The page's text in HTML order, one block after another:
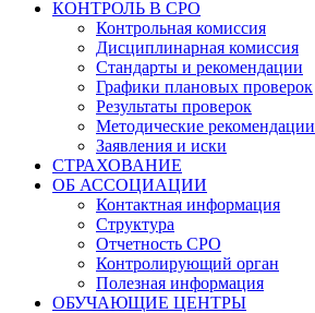
КОНТРОЛЬ В СРО
Контрольная комиссия
Дисциплинарная комиссия
Стандарты и рекомендации
Графики плановых проверок
Результаты проверок
Методические рекомендации
Заявления и иски
СТРАХОВАНИЕ
ОБ АССОЦИАЦИИ
Контактная информация
Структура
Отчетность СРО
Контролирующий орган
Полезная информация
ОБУЧАЮЩИЕ ЦЕНТРЫ